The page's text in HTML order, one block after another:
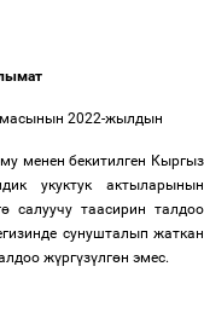
2022-жылдын
менен бекитилген Кыргыз
укуктук актыларынын
ө салуучу таасирин талдоо
сунушталып жаткан
жүргүзүлгөн эмес.